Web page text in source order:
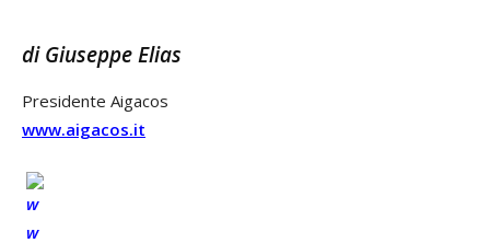
di Giuseppe Elias
Presidente Aigacos
www.aigacos.it